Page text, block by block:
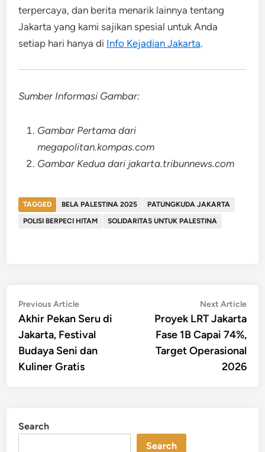
terpercaya, dan berita menarik lainnya tentang
Jakarta yang kami sajikan spesial untuk Anda
setiap hari hanya di Info Kejadian Jakarta.
Sumber Informasi Gambar:
Gambar Pertama dari
megapolitan.kompas.com
Gambar Kedua dari jakarta.tribunnews.com
TAGGED BELA PALESTINA 2025
PATUNGKUDA JAKARTA
POLISI BERPECI HITAM
SOLIDARITAS UNTUK PALESTINA
Post
navigation
Previous ArticlePrevious
article:
Akhir Pekan Seru di
Jakarta, Festival
Budaya Seni dan
Kuliner Gratis
Next Article
Proyek LRT Jakarta
Fase 1B Capai 74%,
Target Operasional
2026
Search
Search